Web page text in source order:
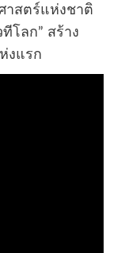
าสตร์แห่งชาติ
โลก” สร้าง
งแรก